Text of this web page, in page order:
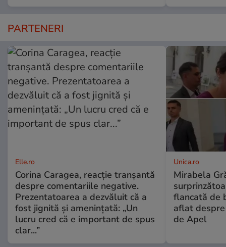
PARTENERI
Elle.ro
Corina Caragea, reacție tranșantă
despre comentariile negative.
Prezentatoarea a dezvăluit că a
fost jignită și amenințată: „Un
lucru cred că e important de spus
clar...”
Unica.ro
Mirabela
flancată de
aflat
de Apel